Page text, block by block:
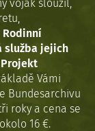
voják sloužil,
Rodinní
služba jejich
Vámi
Bundesarchivu
roky a cena se
16 €.